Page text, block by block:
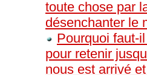
toute chose par
désenchanter le
Pourquoi faut-
pour retenir
nous est arrivé